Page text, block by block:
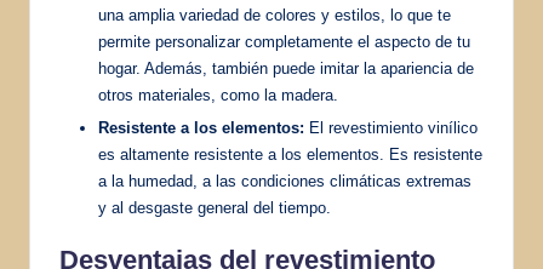
una amplia variedad de colores y estilos, lo que te
permite personalizar completamente el aspecto de tu
hogar. Además, también puede imitar la apariencia de
otros materiales, como la madera.
Resistente a los elementos: El revestimiento vinílico
es altamente resistente a los elementos. Es resistente
a la humedad, a las condiciones climáticas extremas
y al desgaste general del tiempo.
Desventajas del revestimiento